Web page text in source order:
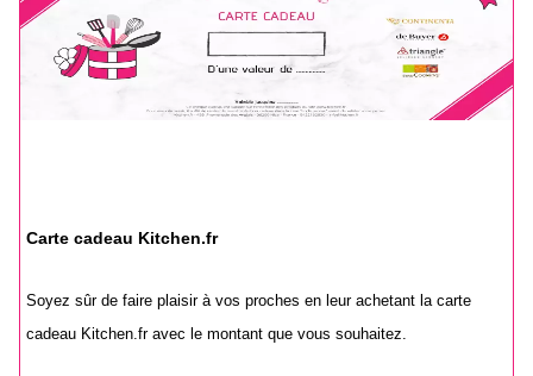
Carte cadeau Kitchen.fr
Soyez sûr de faire plaisir à vos proches en leur achetant la carte
cadeau Kitchen.fr avec le montant que vous souhaitez.